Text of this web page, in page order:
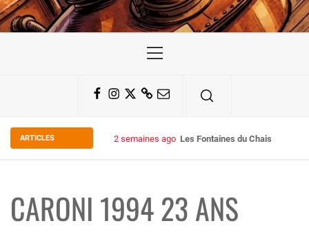
Menu
Facebook
Instagram
TwitterSubstack
Email
ARTICLES 2 semaines ago Les Fontaines du Chais 27
CARONI 1994 23 ANS